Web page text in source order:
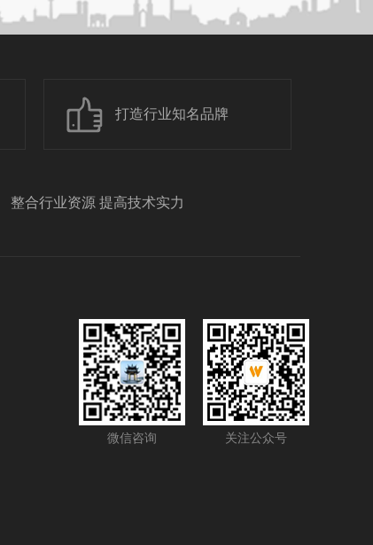
打造行业知名品牌
整合行业资源 提高技术实力
微信咨询 关注公众号